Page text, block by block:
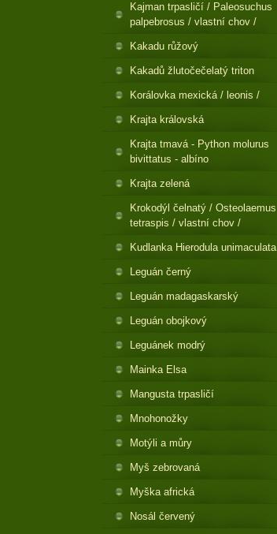
Kajman trpasličí / Paleosuchus
palpebrosus / vlastní chov /
Kakadu růžový
Kakadů žlutočečelatý triton
Korálovka mexická / leonis /
Krajta královská
Krajta tmavá - Python molurus
bivittatus - albíno
Krajta zelená
Krokodýl čelnatý / Osteolaemus
tetraspis / vlastní chov /
Kudlanka Hierodula unimaculata
Leguán černý
Leguán madagaskarský
Leguán obojkový
Leguánek modrý
Mainka Elsa
Mangusta trpasličí
Mnohonožky
Motýli a můry
Myš zebrovaná
Myška africká
Nosál červený